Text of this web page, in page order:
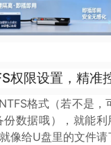
权限设置，精准
格式（若不是，
数据哦），就能
像给U盘里的文件请